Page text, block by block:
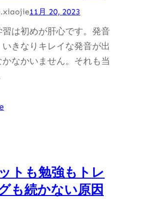
11月 20, 2023
習は初めが肝心です。発音
きなりキレイな発音が出
なかいません。それも当
トも勉強もトレ
も続かない原因